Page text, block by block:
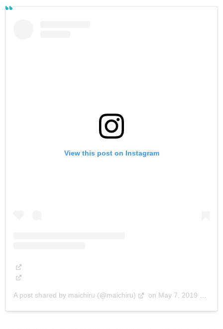
View this post on Instagram
A post shared by maichiru (@maichiru) on May 7, 2019 at 5:37am PDT